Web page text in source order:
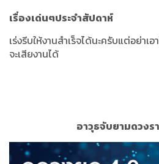
เรื่องเด่นๆประจำสัปดาห์
เร่งรีบให้งานสำเร็จได้นะครับแต่อย่าเ
จะเสียงานได้
อาวุธจับยามดวงร